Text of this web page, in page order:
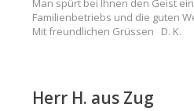
Man spürt bei Ihnen den Geist
Familienbetriebs und die guten
Mit freundlichen Grüssen D. K.
Herr H. aus Zug